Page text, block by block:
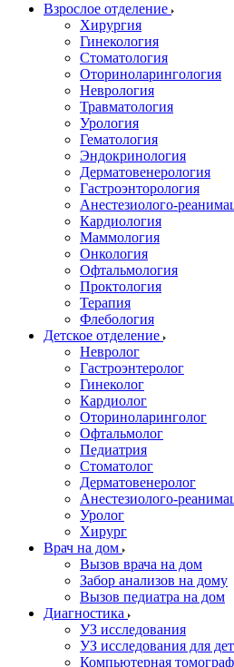
Взрослое отделение
Хирургия
Гинекология
Стоматология
Оториноларингология
Неврология
Травматология
Урология
Гематология
Эндокринология
Дерматовенерология
Гастроэнторология
Анестезиолого-
Кардиология
Маммология
Онкология
Офтальмология
Проктология
Терапия
Флебология
Детское отделение
Невролог
Гастроэнтеролог
Гинеколог
Кардиолог
Оториноларинголог
Офтальмолог
Педиатрия
Стоматолог
Дерматовенеролог
Анестезиолого-
Уролог
Хирург
Врач на дом
Вызов врача на дом
Забор анализов на дому
Вызов педиатра на дом
Диагностика
УЗ исследования
УЗ исследования для
Компьютерная